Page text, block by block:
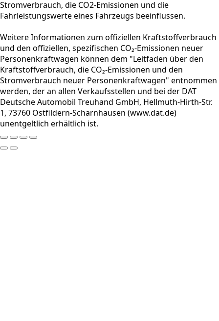
Stromverbrauch, die CO2-Emissionen und die
Fahrleistungswerte eines Fahrzeugs beeinflussen.
Weitere Informationen zum offiziellen Kraftstoffverbrauch
und den offiziellen, spezifischen CO₂-Emissionen neuer
Personenkraftwagen können dem "Leitfaden über den
Kraftstoffverbrauch, die CO₂-Emissionen und den
Stromverbrauch neuer Personenkraftwagen" entnommen
werden, der an allen Verkaufsstellen und bei der DAT
Deutsche Automobil Treuhand GmbH, Hellmuth-Hirth-Str.
1, 73760 Ostfildern-Scharnhausen (www.dat.de)
unentgeltlich erhältlich ist.